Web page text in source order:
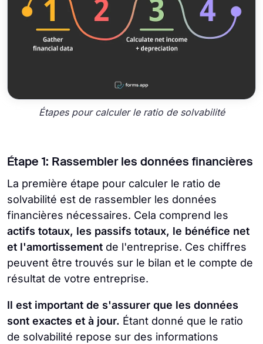
Étapes pour calculer le ratio de solvabilité
Étape 1: Rassembler les données financières
La première étape pour calculer le ratio de
solvabilité est de rassembler les données
financières nécessaires. Cela comprend les
actifs totaux, les passifs totaux, le bénéfice net
et l'amortissement de l'entreprise. Ces chiffres
peuvent être trouvés sur le bilan et le compte de
résultat de votre entreprise.
Il est important de s'assurer que les données
sont exactes et à jour. Étant donné que le ratio
de solvabilité repose sur des informations